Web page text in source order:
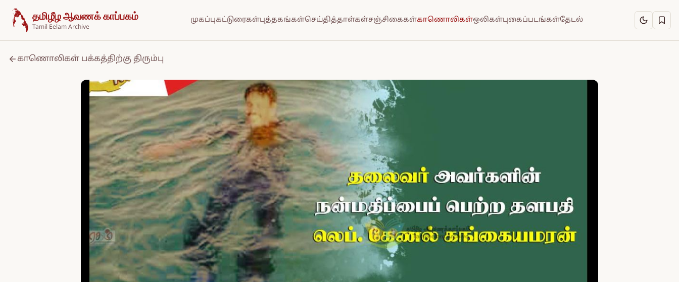
உள்ளடக்கத்திற்குச் செல்க
தமிழீழ ஆவணக் காப்பகம்
Tamil Eelam Archive
முகப்புகட்டுரைகள்புத்தகங்கள்செய்தித்தாள்கள்சஞ்சிகைகள்காணொலிகள்ஒலிகள்புகைப்படங்கள்தேடல்
காணொலிகள் பக்கத்திற்கு திரும்பு